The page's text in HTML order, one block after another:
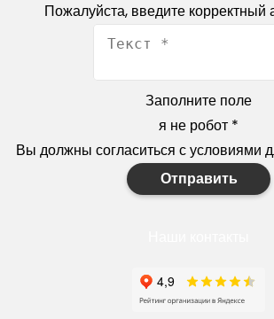
Пожалуйста, введите корректный
Заполните поле
я не робот *
Вы должны согласиться с условиями
Отправить